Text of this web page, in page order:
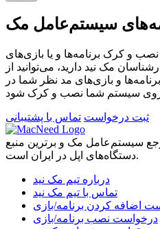
سیستم‌عامل مک
و کرک برنامه‌ها و یا بازی‌های
مک نید دارید، می‌توانید از
و بازی‌های مد نظر شما در
ثبت درخواست تماس با پشتیبانی
سیستم‌عامل مک و برترین منبع
دستگاه‌های اپل در ایران است.
درباره تیم مک نید
تماس با تیم مک نید
اضافه کردن برنامه/بازی
درخواست نصب برنامه/بازی